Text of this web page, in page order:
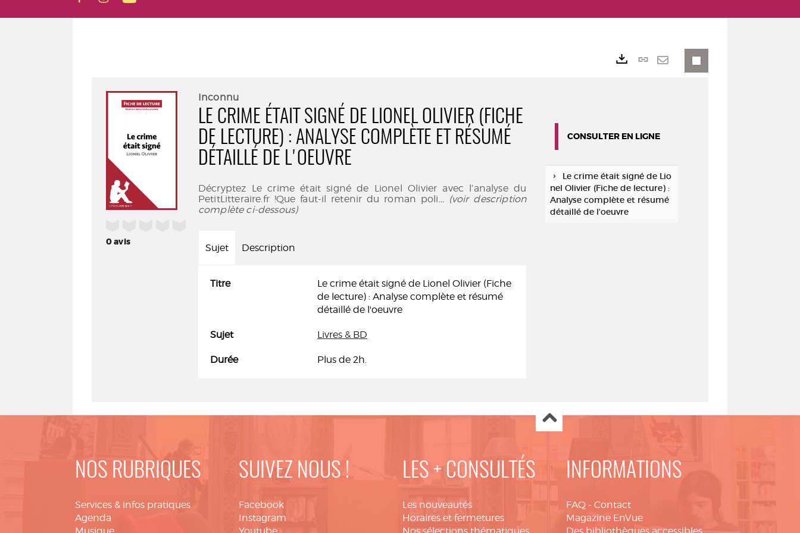
0avis
Inconnu
LE CRIME ÉTAIT SIGNÉ DE LIONEL OLIVIER (FICHE
DE LECTURE) : ANALYSE COMPLÈTE ET RÉSUMÉ
DÉTAILLÉ DE L'OEUVRE
Décryptez Le crime était signé de Lionel Olivier avec l’analyse du
PetitLitteraire.fr !Que faut-il retenir du roman poli... (voir description
complète ci-dessous)
Sujet Description
Titre
Le crime était signé de Lionel Olivier (Fiche
de lecture) : Analyse complète et résumé
détaillé de l'oeuvre
Sujet Livres & BD
Durée Plus de 2h.
Lien
CONSULTER EN LIGNE
Le crime était signé de Lio
nel Olivier (Fiche de lecture) :
Analyse complète et résumé
détaillé de l'oeuvre
NOS RUBRIQUES
Services & infos pratiques
Agenda
SUIVEZ NOUS !
Facebook
Instagram
LES + CONSULTÉS
Les nouveautés
Horaires et fermetures
INFORMATIONS
FAQ - Contact
Magazine EnVue